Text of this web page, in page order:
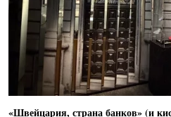
«Швейцария, страна банков» (и